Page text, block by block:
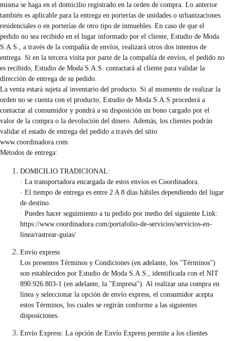
misma se haga en el domicilio registrado en la orden de compra. Lo anterior
también es aplicable para la entrega en porterías de unidades o urbanizaciones
residenciales o en porterías de otro tipo de inmuebles. En caso de que el
pedido no sea recibido en el lugar informado por el cliente, Estudio de Moda
S.A.S., a través de la compañía de envíos, realizará otros dos intentos de
entrega. Si en la tercera visita por parte de la compañía de envíos, el pedido no
es recibido, Estudio de Moda S.A.S. contactará al cliente para validar la
dirección de entrega de su pedido.
La venta estará sujeta al inventario del producto. Si al momento de realizar la
orden no se cuenta con el producto, Estudio de Moda S.A.S procederá a
contactar al consumidor y pondrá a su disposición un bono cargado por el
valor de la compra o la devolución del dinero. Además, los clientes podrán
validar el estado de entrega del pedido a través del sitio
www.coordinadora.com
Métodos de entrega:
DOMICILIO TRADICIONAL:
· La transportadora encargada de estos envíos es Coordinadora.
· El tiempo de entrega es entre 2 A 8 días hábiles dependiendo del lugar
de destino.
· Puedes hacer seguimiento a tu pedido por medio del siguiente Link:
https://www.coordinadora.com/portafolio-de-servicios/servicios-en-
linea/rastrear-guias/
Envío express
Los presentes Términos y Condiciones (en adelante, los "Términos")
son establecidos por Estudio de Moda S.A.S., identificada con el NIT
890.926.803-1 (en adelante, la "Empresa"). Al realizar una compra en
línea y seleccionar la opción de envío express, el consumidor acepta
estos Términos, los cuales se regirán conforme a las siguientes
disposiciones.
Envío Express: La opción de Envío Express permite a los clientes